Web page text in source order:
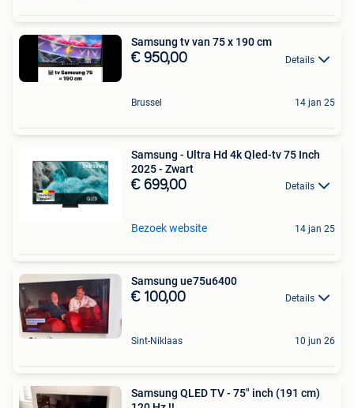
Samsung tv van 75 x 190 cm
€ 950,00 Details
Brussel 14 jan 25
Samsung - Ultra Hd 4k Qled-tv 75 Inch
2025 - Zwart
€ 699,00 Details
Bezoek website 14 jan 25
Samsung ue75u6400
€ 100,00 Details
Sint-Niklaas 10 jun 26
Samsung QLED TV - 75" inch (191 cm)